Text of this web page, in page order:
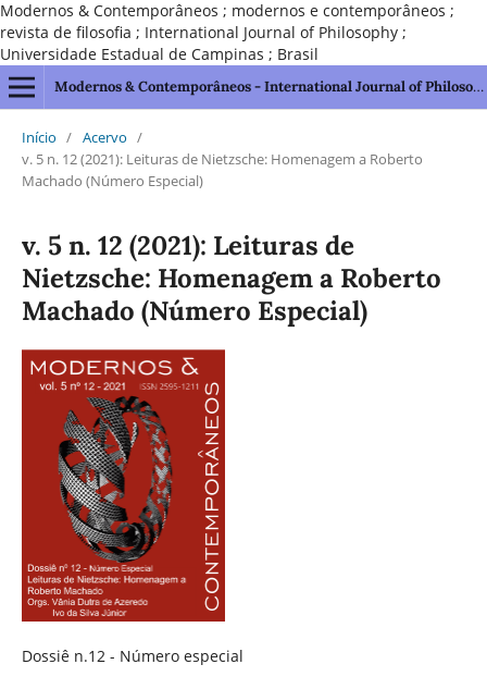
Modernos & Contemporâneos ; modernos e contemporâneos ;
revista de filosofia ; International Journal of Philosophy ;
Universidade Estadual de Campinas ; Brasil
Modernos & Contemporâneos - International Journal of Philosophy [issn 2595-1211]
Início / Acervo /
v. 5 n. 12 (2021): Leituras de Nietzsche: Homenagem a Roberto
Machado (Número Especial)
v. 5 n. 12 (2021): Leituras de
Nietzsche: Homenagem a Roberto
Machado (Número Especial)
Dossiê n.12 - Número especial